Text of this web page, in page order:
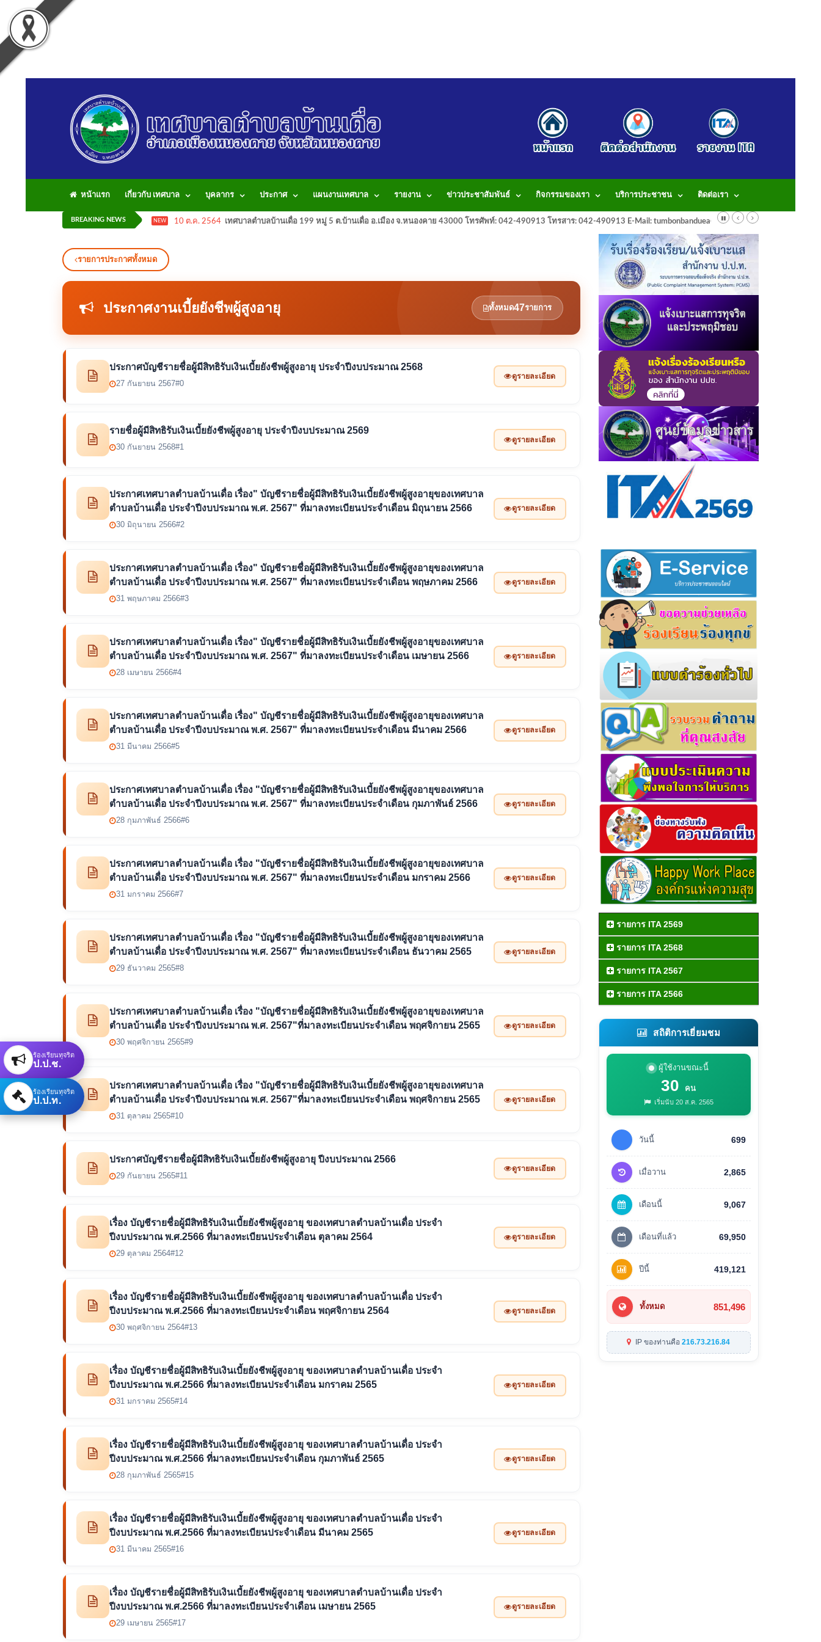
หน้าแรก เกี่ยวกับ เทศบาล บุคลากร ประกาศ แผนงานเทศบาล รายงาน ข่าวประชาสัมพันธ์ กิจกรรมของเรา บริการประชาชน ติดต่อเรา
BREAKING NEWS NEW 10 ต.ค. 2564 เทศบาลตำบลบ้านเดื่อ 199 หมู่ 5 ต.บ้านเดื่อ อ.เมือง จ.หนองคาย 43000 โทรศัพท์: 042-490913 โทรสาร: 042-490913 E-Mail: tumbonbanduea@gmail.com
รายการประกาศทั้งหมด
ประกาศงานเบี้ยยังชีพผู้สูงอายุ ทั้งหมด47รายการ
ประกาศบัญชีรายชื่อผู้มีสิทธิรับเงินเบี้ยยังชีพผู้สูงอายุ ประจำปีงบประมาณ 2568
27 กันยายน 2567#0
ดูรายละเอียด
รายชื่อผู้มีสิทธิรับเงินเบี้ยยังชีพผู้สูงอายุ ประจำปีงบประมาณ 2569
30 กันยายน 2568#1
ดูรายละเอียด
ประกาศเทศบาลตำบลบ้านเดื่อ เรื่อง" บัญชีรายชื่อผู้มีสิทธิรับเงินเบี้ยยังชีพผู้สูงอายุของเทศบาล
ตำบลบ้านเดื่อ ประจำปีงบประมาณ พ.ศ. 2567" ที่มาลงทะเบียนประจำเดือน มิถุนายน 2566
30 มิถุนายน 2566#2
ดูรายละเอียด
ประกาศเทศบาลตำบลบ้านเดื่อ เรื่อง" บัญชีรายชื่อผู้มีสิทธิรับเงินเบี้ยยังชีพผู้สูงอายุของเทศบาล
ตำบลบ้านเดื่อ ประจำปีงบประมาณ พ.ศ. 2567" ที่มาลงทะเบียนประจำเดือน พฤษภาคม 2566
31 พฤษภาคม 2566#3
ดูรายละเอียด
ประกาศเทศบาลตำบลบ้านเดื่อ เรื่อง" บัญชีรายชื่อผู้มีสิทธิรับเงินเบี้ยยังชีพผู้สูงอายุของเทศบาล
ตำบลบ้านเดื่อ ประจำปีงบประมาณ พ.ศ. 2567" ที่มาลงทะเบียนประจำเดือน เมษายน 2566
28 เมษายน 2566#4
ดูรายละเอียด
ประกาศเทศบาลตำบลบ้านเดื่อ เรื่อง" บัญชีรายชื่อผู้มีสิทธิรับเงินเบี้ยยังชีพผู้สูงอายุของเทศบาล
ตำบลบ้านเดื่อ ประจำปีงบประมาณ พ.ศ. 2567" ที่มาลงทะเบียนประจำเดือน มีนาคม 2566
31 มีนาคม 2566#5
ดูรายละเอียด
ประกาศเทศบาลตำบลบ้านเดื่อ เรื่อง "บัญชีรายชื่อผู้มีสิทธิรับเงินเบี้ยยังชีพผู้สูงอายุของเทศบาล
ตำบลบ้านเดื่อ ประจำปีงบประมาณ พ.ศ. 2567" ที่มาลงทะเบียนประจำเดือน กุมภาพันธ์ 2566
28 กุมภาพันธ์ 2566#6
ดูรายละเอียด
ประกาศเทศบาลตำบลบ้านเดื่อ เรื่อง "บัญชีรายชื่อผู้มีสิทธิรับเงินเบี้ยยังชีพผู้สูงอายุของเทศบาล
ตำบลบ้านเดื่อ ประจำปีงบประมาณ พ.ศ. 2567" ที่มาลงทะเบียนประจำเดือน มกราคม 2566
31 มกราคม 2566#7
ดูรายละเอียด
ประกาศเทศบาลตำบลบ้านเดื่อ เรื่อง "บัญชีรายชื่อผู้มีสิทธิรับเงินเบี้ยยังชีพผู้สูงอายุของเทศบาล
ตำบลบ้านเดื่อ ประจำปีงบประมาณ พ.ศ. 2567" ที่มาลงทะเบียนประจำเดือน ธันวาคม 2565
29 ธันวาคม 2565#8
ดูรายละเอียด
ประกาศเทศบาลตำบลบ้านเดื่อ เรื่อง "บัญชีรายชื่อผู้มีสิทธิรับเงินเบี้ยยังชีพผู้สูงอายุของเทศบาล
ตำบลบ้านเดื่อ ประจำปีงบประมาณ พ.ศ. 2567"ที่มาลงทะเบียนประจำเดือน พฤศจิกายน 2565
30 พฤศจิกายน 2565#9
ดูรายละเอียด
ประกาศเทศบาลตำบลบ้านเดื่อ เรื่อง "บัญชีรายชื่อผู้มีสิทธิรับเงินเบี้ยยังชีพผู้สูงอายุของเทศบาล
ตำบลบ้านเดื่อ ประจำปีงบประมาณ พ.ศ. 2567"ที่มาลงทะเบียนประจำเดือน พฤศจิกายน 2565
31 ตุลาคม 2565#10
ดูรายละเอียด
ประกาศบัญชีรายชื่อผู้มีสิทธิรับเงินเบี้ยยังชีพผู้สูงอายุ ปีงบประมาณ 2566
29 กันยายน 2565#11
ดูรายละเอียด
เรื่อง บัญชีรายชื่อผู้มีสิทธิรับเงินเบี้ยยังชีพผู้สูงอายุ ของเทศบาลตำบลบ้านเดื่อ ประจำ
ปีงบประมาณ พ.ศ.2566 ที่มาลงทะเบียนประจำเดือน ตุลาคม 2564
29 ตุลาคม 2564#12
ดูรายละเอียด
เรื่อง บัญชีรายชื่อผู้มีสิทธิรับเงินเบี้ยยังชีพผู้สูงอายุ ของเทศบาลตำบลบ้านเดื่อ ประจำ
ปีงบประมาณ พ.ศ.2566 ที่มาลงทะเบียนประจำเดือน พฤศจิกายน 2564
30 พฤศจิกายน 2564#13
ดูรายละเอียด
เรื่อง บัญชีรายชื่อผู้มีสิทธิรับเงินเบี้ยยังชีพผู้สูงอายุ ของเทศบาลตำบลบ้านเดื่อ ประจำ
ปีงบประมาณ พ.ศ.2566 ที่มาลงทะเบียนประจำเดือน มกราคม 2565
31 มกราคม 2565#14
ดูรายละเอียด
เรื่อง บัญชีรายชื่อผู้มีสิทธิรับเงินเบี้ยยังชีพผู้สูงอายุ ของเทศบาลตำบลบ้านเดื่อ ประจำ
ปีงบประมาณ พ.ศ.2566 ที่มาลงทะเบียนประจำเดือน กุมภาพันธ์ 2565
28 กุมภาพันธ์ 2565#15
ดูรายละเอียด
เรื่อง บัญชีรายชื่อผู้มีสิทธิรับเงินเบี้ยยังชีพผู้สูงอายุ ของเทศบาลตำบลบ้านเดื่อ ประจำ
ปีงบประมาณ พ.ศ.2566 ที่มาลงทะเบียนประจำเดือน มีนาคม 2565
31 มีนาคม 2565#16
ดูรายละเอียด
เรื่อง บัญชีรายชื่อผู้มีสิทธิรับเงินเบี้ยยังชีพผู้สูงอายุ ของเทศบาลตำบลบ้านเดื่อ ประจำ
ปีงบประมาณ พ.ศ.2566 ที่มาลงทะเบียนประจำเดือน เมษายน 2565
29 เมษายน 2565#17
ดูรายละเอียด
รายการ ITA 2569
รายการ ITA 2568
รายการ ITA 2567
รายการ ITA 2566
สถิติการเยี่ยมชม
ผู้ใช้งานขณะนี้
30 คน
เริ่มนับ 20 ส.ค. 2565
วันนี้ 699
เมื่อวาน 2,865
เดือนนี้ 9,067
เดือนที่แล้ว 69,950
ปีนี้ 419,121
ทั้งหมด 851,496
IP ของท่านคือ216.73.216.84
ร้องเรียนทุจริต
ป.ป.ช.
ร้องเรียนทุจริต
ป.ป.ท.